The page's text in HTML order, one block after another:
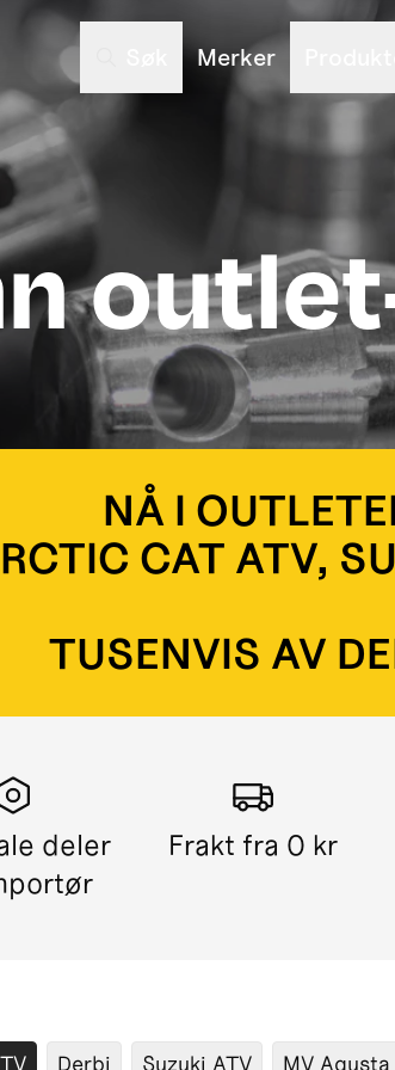
Merker
NÅ I
CAT ATV,
TUSENVIS AV
deler
Frakt fra 0 kr
Derbi Suzuki ATV MV Agusta